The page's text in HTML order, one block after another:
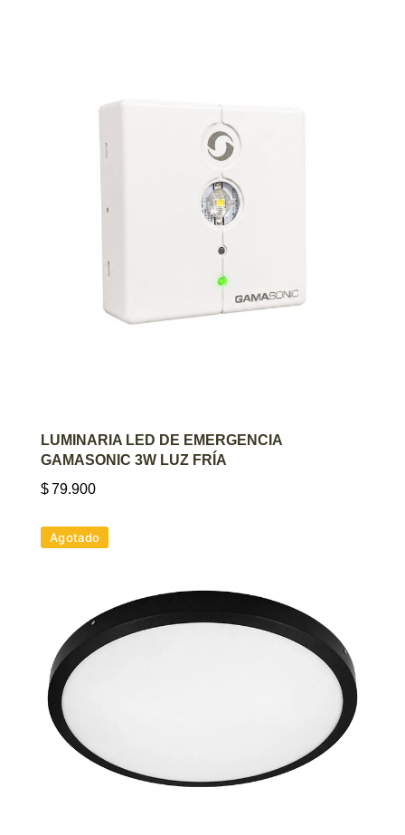
AGREGAR AL CARRITO
LUMINARIA LED DE EMERGENCIA
GAMASONIC 3W LUZ FRÍA
$79.900
Agotado